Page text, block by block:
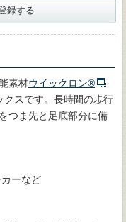
録する
素材ウイックロン®
クスです。長時間の歩行
つま先と足底部分に備
ーなど